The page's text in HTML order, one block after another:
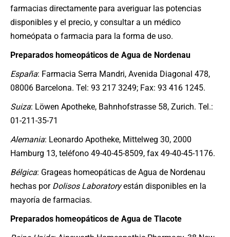
farmacias directamente para averiguar las potencias
disponibles y el precio, y consultar a un médico
homeópata o farmacia para la forma de uso.
Preparados homeopáticos de Agua de Nordenau
España: Farmacia Serra Mandri, Avenida Diagonal 478,
08006 Barcelona. Tel: 93 217 3249; Fax: 93 416 1245.
Suiza: Löwen Apotheke, Bahnhofstrasse 58, Zurich. Tel.:
01-211-35-71
Alemania: Leonardo Apotheke, Mittelweg 30, 2000
Hamburg 13, teléfono 49-40-45-8509, fax 49-40-45-1176.
Bélgica: Grageas homeopáticas de Agua de Nordenau
hechas por Dolisos Laboratoryestán disponibles en la
mayoría de farmacias.
Preparados homeopáticos de Agua de Tlacote